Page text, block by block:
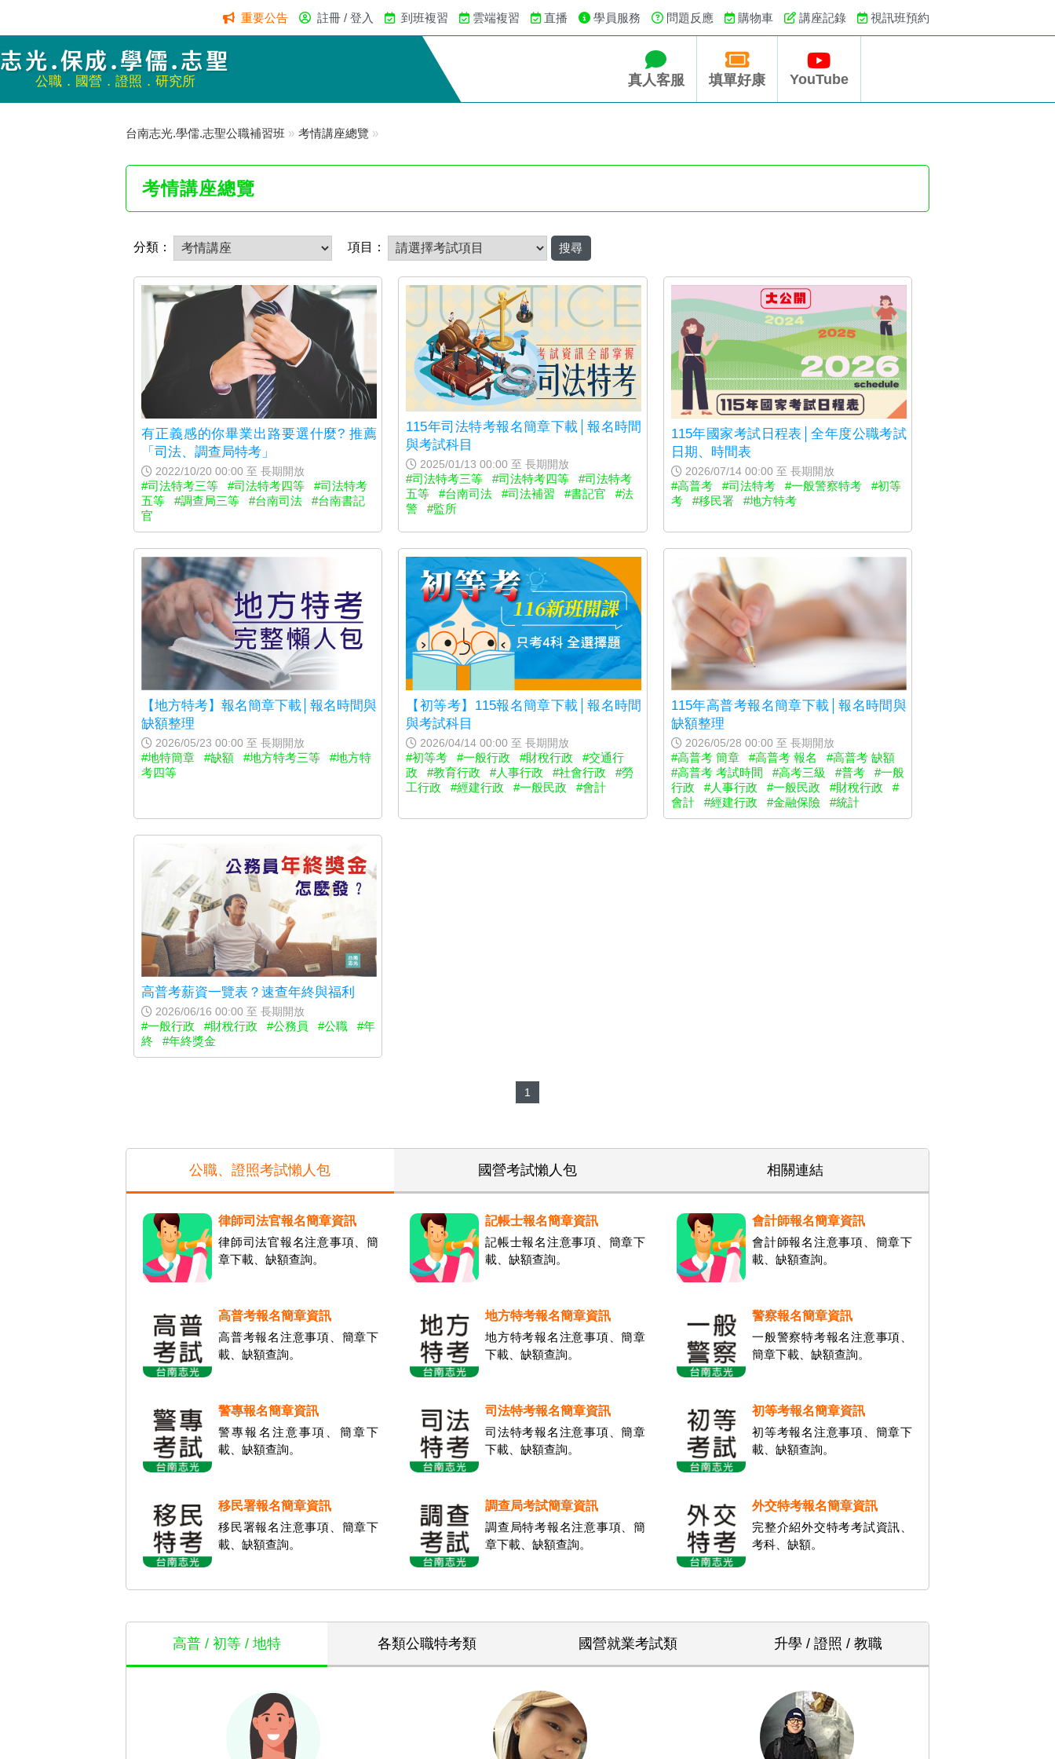
重要公告 註冊 / 登入 到班複習 雲端複習 直播 學員服務 問題反應 購物車 講座記錄 視訊班預約
志光.保成.學儒.志聖
公職．國營．證照．研究所 真人客服 填單好康 YouTube
台南志光.學儒.志聖公職補習班 » 考情講座總覽 »
考情講座總覽
分類： 項目：
有正義感的你畢業出路要選什麼? 推薦
「司法、調查局特考」
2022/10/20 00:00 至 長期開放
#司法特考三等 #司法特考四等
#司法特考
五等
#調查局三等 #台南司法
#台南書記
官
115年司法特考報名簡章下載│報名時間
與考試科目
2025/01/13 00:00 至 長期開放
#司法特考三等 #司法特考四等
#司法特考
五等
#台南司法 #司法補習 #書記官
#法
警
#監所
115年國家考試日程表│全年度公職考試
日期、時間表
2026/07/14 00:00 至 長期開放
#高普考 #司法特考 #一般警察特考
#初等
考
#移民署 #地方特考
【地方特考】報名簡章下載│報名時間與
缺額整理
2026/05/23 00:00 至 長期開放
#地特簡章 #缺額 #地方特考三等
#地方特
考四等
【初等考】115報名簡章下載│報名時間
與考試科目
2026/04/14 00:00 至 長期開放
#初等考 #一般行政 #財稅行政
#交通行
政
#教育行政 #人事行政 #社會行政
#勞
工行政
#經建行政 #一般民政 #會計
115年高普考報名簡章下載│報名時間與
缺額整理
2026/05/28 00:00 至 長期開放
#高普考 簡章 #高普考 報名
#高普考 缺額
#高普考 考試時間
#高考三級 #普考
#一般
行政
#人事行政 #一般民政 #財稅行政
#
會計
#經建行政 #金融保險 #統計
高普考薪資一覽表？速查年終與福利
2026/06/16 00:00 至 長期開放
#一般行政 #財稅行政 #公務員 #公職
#年
終
#年終獎金
1
公職、證照考試懶人包 國營考試懶人包 相關連結
律師司法官報名簡章資訊
律師司法官報名注意事項、簡
章下載、缺額查詢。
記帳士報名簡章資訊
記帳士報名注意事項、簡章下
載、缺額查詢。
會計師報名簡章資訊
會計師報名注意事項、簡章下
載、缺額查詢。
高普考報名簡章資訊
高普考報名注意事項、簡章下
載、缺額查詢。
地方特考報名簡章資訊
地方特考報名注意事項、簡章
下載、缺額查詢。
警察報名簡章資訊
一般警察特考報名注意事項、
簡章下載、缺額查詢。
警專報名簡章資訊
警專報名注意事項、簡章下
載、缺額查詢。
司法特考報名簡章資訊
司法特考報名注意事項、簡章
下載、缺額查詢。
初等考報名簡章資訊
初等考報名注意事項、簡章下
載、缺額查詢。
移民署報名簡章資訊
移民署報名注意事項、簡章下
載、缺額查詢。
調查局考試簡章資訊
調查局特考報名注意事項、簡
章下載、缺額查詢。
外交特考報名簡章資訊
完整介紹外交特考考試資訊、
考科、缺額。
高普 / 初等 / 地特 各類公職特考類 國營就業考試類 升學 / 證照 / 教職